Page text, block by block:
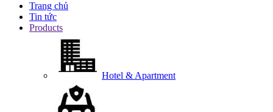
Trang chủ
Tin tức
Products
Hotel & Apartment